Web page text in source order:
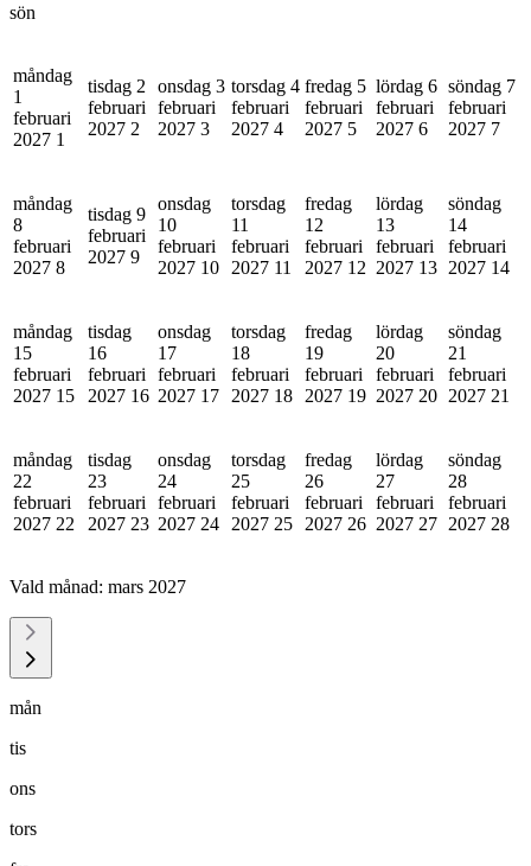
sön
måndag
1
februari
2027 1
tisdag 2
februari
2027 2
onsdag 3
februari
2027 3
torsdag 4
februari
2027 4
fredag 5
februari
2027 5
lördag 6
februari
2027 6
söndag 7
februari
2027 7
måndag
8
februari
2027 8
tisdag 9
februari
2027 9
onsdag
10
februari
2027 10
torsdag
11
februari
2027 11
fredag
12
februari
2027 12
lördag
13
februari
2027 13
söndag
14
februari
2027 14
måndag
15
februari
2027 15
tisdag
16
februari
2027 16
onsdag
17
februari
2027 17
torsdag
18
februari
2027 18
fredag
19
februari
2027 19
lördag
20
februari
2027 20
söndag
21
februari
2027 21
måndag
22
februari
2027 22
tisdag
23
februari
2027 23
onsdag
24
februari
2027 24
torsdag
25
februari
2027 25
fredag
26
februari
2027 26
lördag
27
februari
2027 27
söndag
28
februari
2027 28
Vald månad: mars 2027
mån
tis
ons
tors